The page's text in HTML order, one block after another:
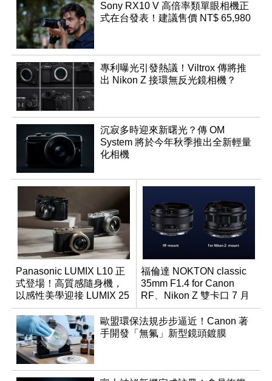
Sony RX10 V 高倍率類單眼相機正
式在台發表！建議售價 NT$ 65,980
專利曝光引發熱議！Viltrox 傳將推
出 Nikon Z 接環無反光鏡相機？
沉寂多時迎來新曙光？傳 OM
System 將於今年秋季推出全新輕量
化相機
Panasonic LUMIX L10 正
式登場！高質感隨身機，
以感性美學迎接 LUMIX 25
週年
福倫達 NOKTON classic
35mm F1.4 for Canon
RF、Nikon Z 雙卡口 7 月
同步登台
歐盟環保法規步步逼近！Canon 著
手開發「無氟」新型鏡頭鍍膜